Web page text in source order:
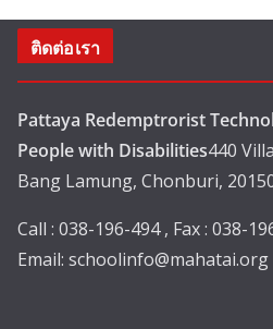
ติดต่อเรา
Pattaya Redemptrorist
People with Disabilities440
Bang Lamung, Chonburi,
Call : 038-196-494 , Fax : 038-
Email: schoolinfo@mahatai.org